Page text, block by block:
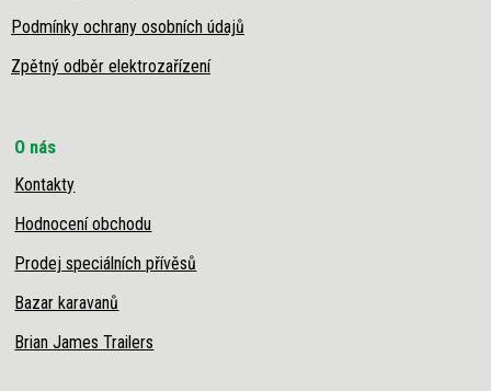
Podmínky ochrany osobních údajů
Zpětný odběr elektrozařízení
O nás
Kontakty
Hodnocení obchodu
Prodej speciálních přívěsů
Bazar karavanů
Brian James Trailers